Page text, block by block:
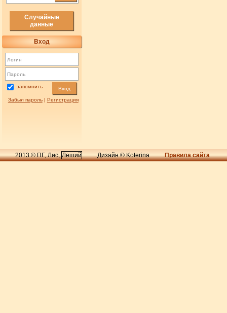
Случайные
данные
Вход
запомнить Вход
Забыл пароль| Регистрация
2013 © ПГ, Лис,Леший Дизайн © Koterina Правила сайта